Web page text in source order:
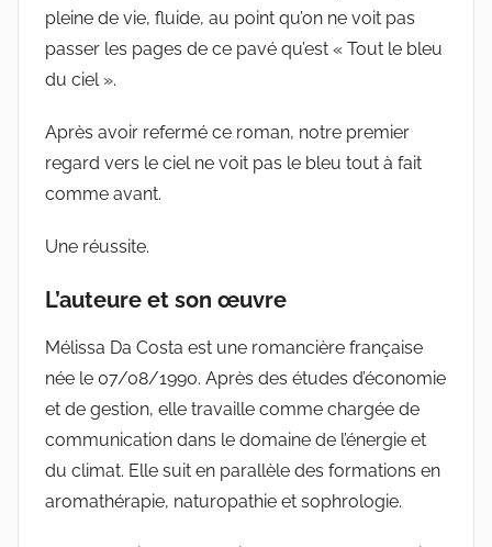
pleine de vie, fluide, au point qu’on ne voit pas
passer les pages de ce pavé qu’est « Tout le bleu
du ciel ».
Après avoir refermé ce roman, notre premier
regard vers le ciel ne voit pas le bleu tout à fait
comme avant.
Une réussite.
L’auteure et son œuvre
Mélissa Da Costa est une romancière française
née le 07/08/1990. Après des études d’économie
et de gestion, elle travaille comme chargée de
communication dans le domaine de l’énergie et
du climat. Elle suit en parallèle des formations en
aromathérapie, naturopathie et sophrologie.